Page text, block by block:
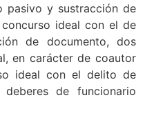
pasivo y sustracción de
ideal con el de
de documento, dos
en carácter de coautor
ideal con el delito de
de funcionario